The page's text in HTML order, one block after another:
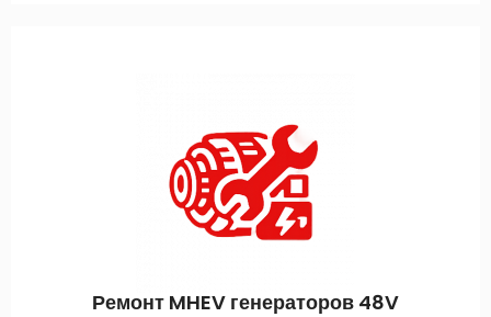
Ремонт MHEV генераторов 48V